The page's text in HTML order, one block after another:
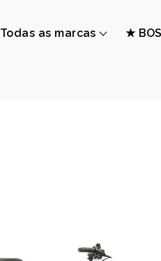
Todas as marcas ★